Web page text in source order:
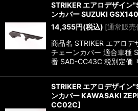
STRIKER エアロデザイン
ンカバー SUZUKI
14,355円(税込) [通常販売
商品名 STRIKER エアロ
チェーンカバー 適合車種
番 SAD-CC43C 税別定価
STRIKER エアロデザイン
ンカバー KAWASAKI
CC02C]